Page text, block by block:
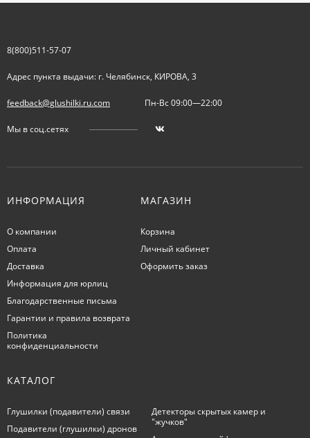
8(800)511-57-07
Адрес пункта выдачи: г. Челябинск, КИРОВА, 3
feedback@glushilki.ru.com Пн-Вс 09:00—22:00
Мы в соц.сетях
ИНФОРМАЦИЯ
О компании
Оплата
Доставка
Информация для юрлиц
Благодарственные письма
Гарантии и правила возврата
Политика
конфиденциальности
МАГАЗИН
Корзина
Личный кабинет
Оформить заказ
КАТАЛОГ
Глушилки (подавители) связи
Подавители (глушилки) дронов
Детекторы скрытых камер и
"жучков"